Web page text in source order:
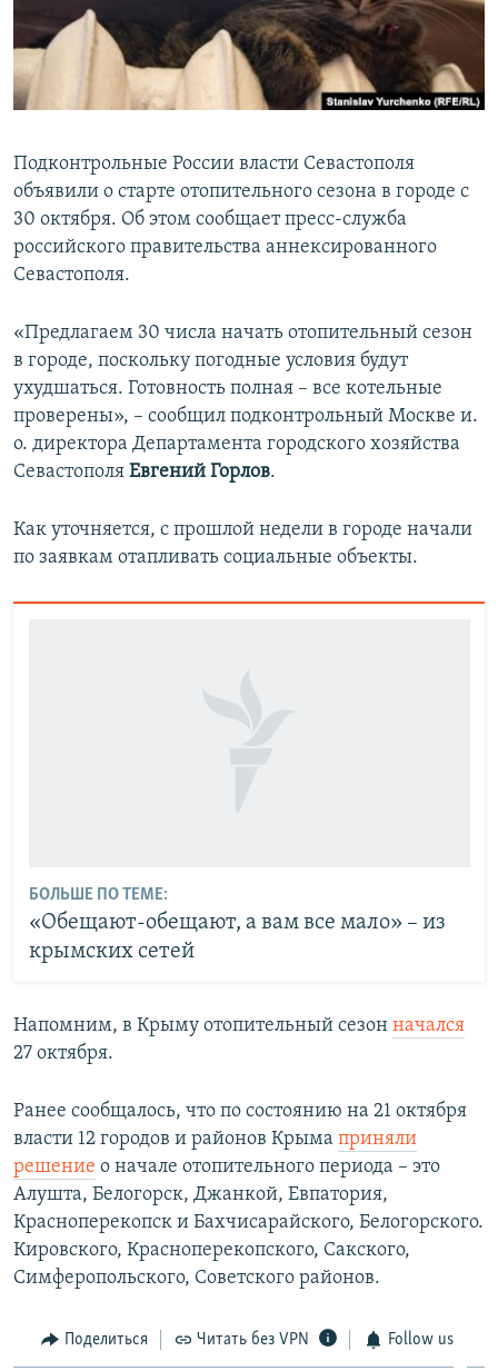
ПОБЕДИТЕЛЕЙ НЕ СУДЯТ?
КРЫМ.НЕПОКОРЕННЫЙ
ПРИСОЕДИНЯЙТЕСЬ!
Все сайты RFE/RL
Подконтрольные России власти Севастополя
объявили о старте отопительного сезона в городе с
30 октября. Об этом сообщает пресс-служба
российского правительства аннексированного
Севастополя.
«Предлагаем 30 числа начать отопительный сезон
в городе, поскольку погодные условия будут
ухудшаться. Готовность полная – все котельные
проверены», – сообщил подконтрольный Москве и.
о. директора Департамента городского хозяйства
Севастополя Евгений Горлов.
Как уточняется, с прошлой недели в городе начали
по заявкам отапливать социальные объекты.
БОЛЬШЕ ПО ТЕМЕ:
«Обещают-обещают, а вам все мало» – из
крымских сетей
Напомним, в Крыму отопительный сезон начался
27 октября.
Ранее сообщалось, что по состоянию на 21 октября
власти 12 городов и районов Крыма приняли
решение о начале отопительного периода – это
Алушта, Белогорск, Джанкой, Евпатория,
Красноперекопск и Бахчисарайского, Белогорского.
Кировского, Красноперекопского, Сакского,
Симферопольского, Советского районов.
Поделиться Читать без VPN Follow us